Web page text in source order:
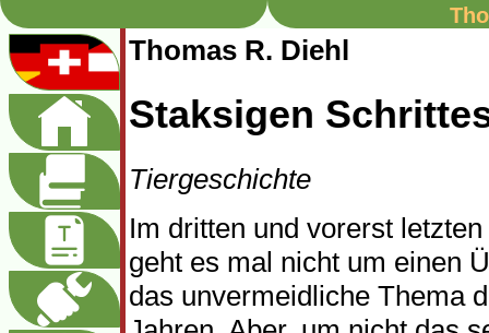
Thomas R. Diehl
Staksigen
Tiergeschichte
Im dritten und vorerst
geht es mal nicht um einen
das unvermeidliche Thema